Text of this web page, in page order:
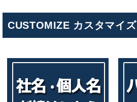
CUSTOMIZE カスタマイズ